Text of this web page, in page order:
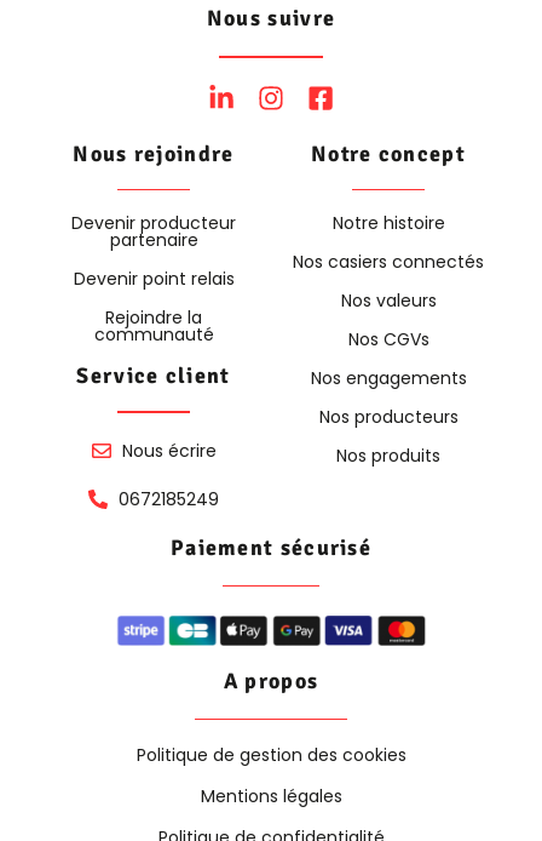
Nous suivre
Nous rejoindre
Devenir producteur
partenaire
Devenir point relais
Rejoindre la
communauté
Service client
Nous écrire
0672185249
Notre concept
Notre histoire
Nos casiers connectés
Nos valeurs
Nos CGVs
Nos engagements
Nos producteurs
Nos produits
Paiement sécurisé
A propos
Politique de gestion des cookies
Mentions légales